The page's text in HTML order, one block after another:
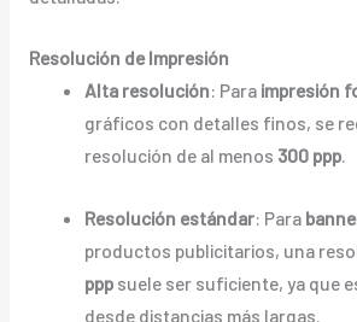
Resolución de Impresión
Alta resolución: Para impresión
gráficos con detalles finos, se
resolución de al menos 300 ppp.
Resolución estándar: Para
productos publicitarios, una
ppp suele ser suficiente, ya que
desde distancias más largas.